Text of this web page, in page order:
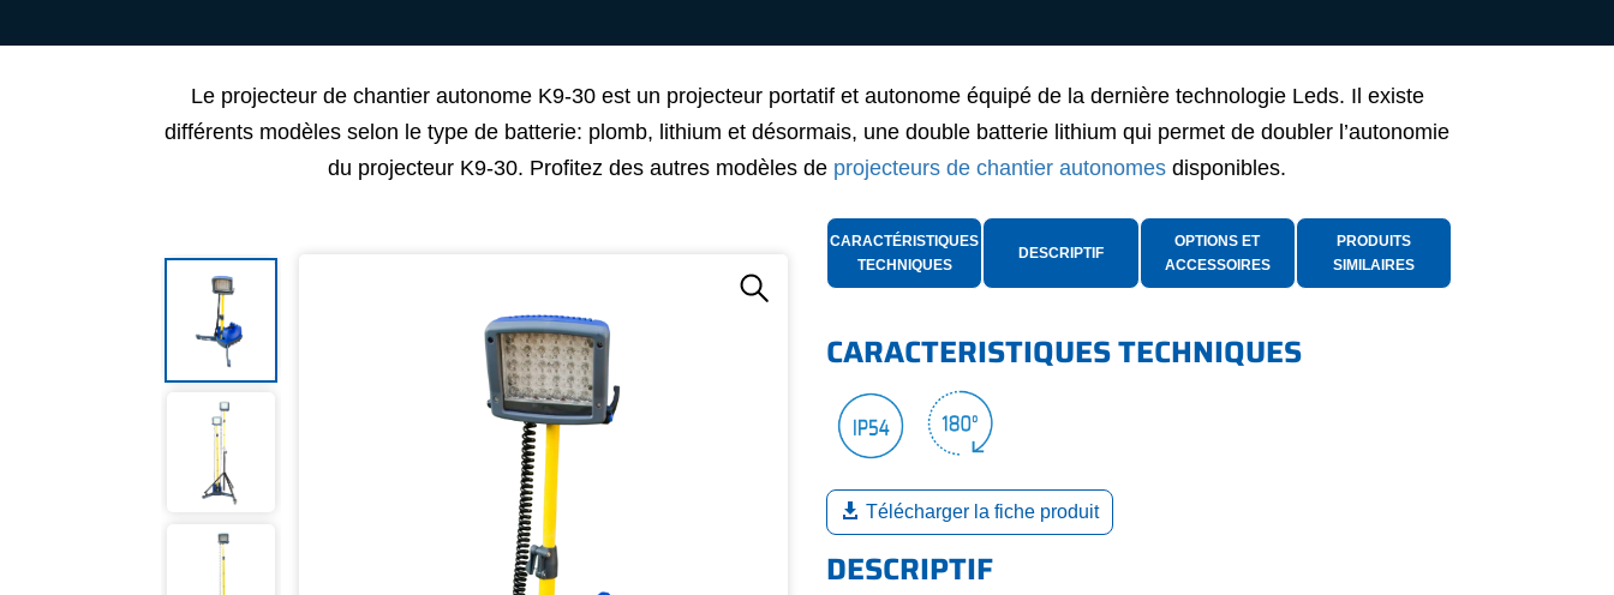
Le projecteur de chantier autonome K9-30 est un projecteur portatif et autonome équipé de la dernière technologie Leds. Il existe
différents modèles selon le type de batterie: plomb, lithium et désormais, une double batterie lithium qui permet de doubler l’autonomie
du projecteur K9-30. Profitez des autres modèles de projecteurs de chantier autonomes disponibles.
CARACTÉRISTIQUES
TECHNIQUES
DESCRIPTIF
OPTIONS ET
ACCESSOIRES
PRODUITS
SIMILAIRES
CARACTERISTIQUES TECHNIQUES
Télécharger la fiche produit
DESCRIPTIF